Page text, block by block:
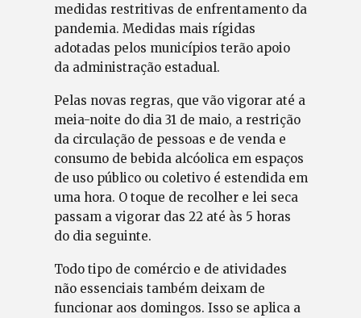
medidas restritivas de enfrentamento da
pandemia. Medidas mais rígidas
adotadas pelos municípios terão apoio
da administração estadual.
Pelas novas regras, que vão vigorar até a
meia-noite do dia 31 de maio, a restrição
da circulação de pessoas e de venda e
consumo de bebida alcóolica em espaços
de uso público ou coletivo é estendida em
uma hora. O toque de recolher e lei seca
passam a vigorar das 22 até às 5 horas
do dia seguinte.
Todo tipo de comércio e de atividades
não essenciais também deixam de
funcionar aos domingos. Isso se aplica a